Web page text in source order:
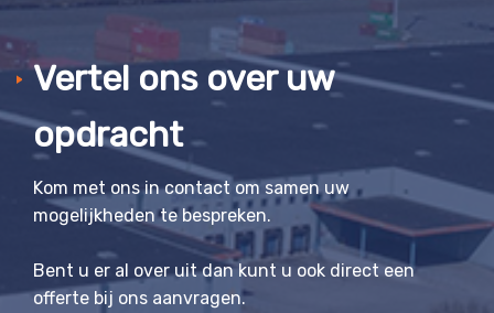
Vertel ons over uw
opdracht
Kom met ons in contact om samen uw
mogelijkheden te bespreken.
Bent u er al over uit dan kunt u ook direct een
offerte bij ons aanvragen.